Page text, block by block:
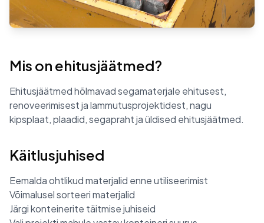
Mis on ehitusjäätmed?
Ehitusjäätmed hõlmavad segamaterjale ehitusest,
renoveerimisest ja lammutusprojektidest, nagu
kipsplaat, plaadid, segapraht ja üldised ehitusjäätmed.
Käitlusjuhised
Eemalda ohtlikud materjalid enne utiliseerimist
Võimalusel sorteeri materjalid
Järgi konteinerite täitmise juhiseid